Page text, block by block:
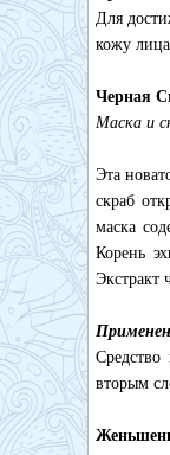
Для
кожу
Черная
Маска и
Эта
скраб
маска
Корень
Экстракт
вторым